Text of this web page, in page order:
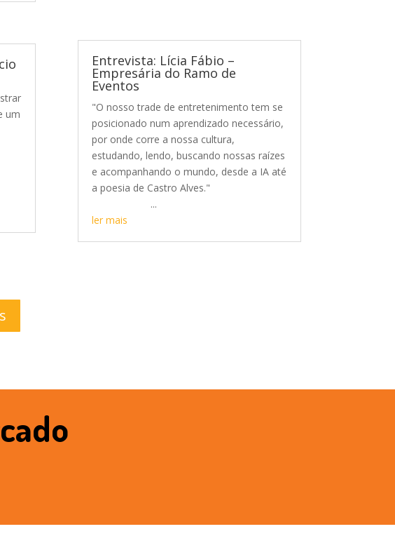
um
Entrevista: Lícia Fábio –
Empresária do Ramo de
Eventos
"O nosso trade de entretenimento tem se
posicionado num aprendizado necessário,
por onde corre a nossa cultura,
estudando, lendo, buscando nossas raízes
e acompanhando o mundo, desde a IA até
a poesia de Castro Alves."
...
ler mais